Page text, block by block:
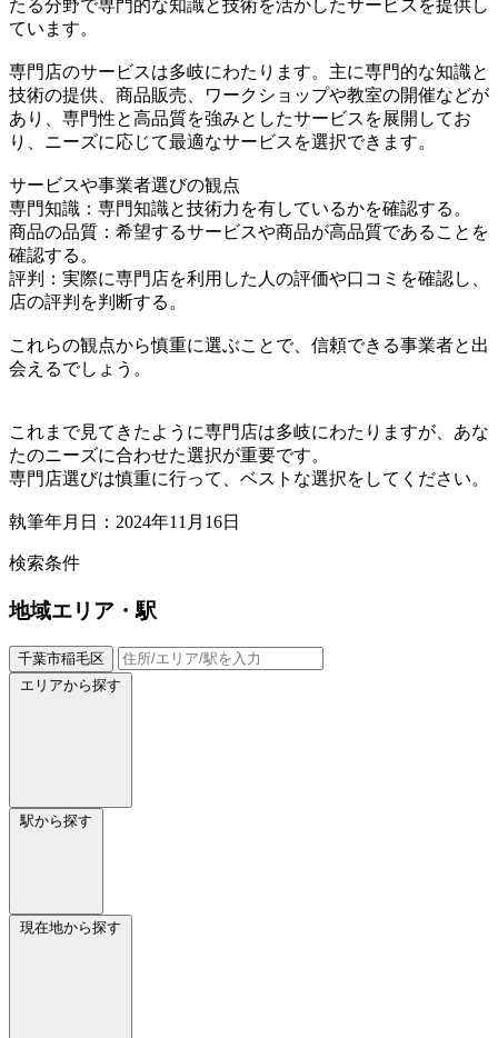
たる分野で専門的な知識と技術を活かしたサービスを提供し
ています。
専門店のサービスは多岐にわたります。主に専門的な知識と
技術の提供、商品販売、ワークショップや教室の開催などが
あり、専門性と高品質を強みとしたサービスを展開してお
り、ニーズに応じて最適なサービスを選択できます。
サービスや事業者選びの観点
専門知識：専門知識と技術力を有しているかを確認する。
商品の品質：希望するサービスや商品が高品質であることを
確認する。
評判：実際に専門店を利用した人の評価や口コミを確認し、
店の評判を判断する。
これらの観点から慎重に選ぶことで、信頼できる事業者と出
会えるでしょう。
これまで見てきたように専門店は多岐にわたりますが、あな
たのニーズに合わせた選択が重要です。
専門店選びは慎重に行って、ベストな選択をしてください。
執筆年月日：2024年11月16日
検索条件
地域エリア・駅
千葉市稲毛区
エリアから探す
駅から探す
現在地から探す